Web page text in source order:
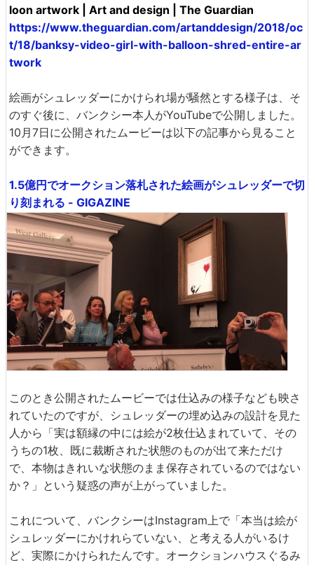
loon artwork | Art and design | The Guardian
https://www.theguardian.com/artanddesign/2018/oc
t/18/banksy-video-girl-with-balloon-shred-entire-ar
twork
絵画がシュレッダーにかけられ場が騒然とする様子は、そ
のすぐ後に、バンクシー本人がYouTubeで公開しました。
10月7日に公開されたムービーは以下の記事から見ること
ができます。
1.5億円でオークション落札された絵画がシュレッダーで切
り刻まれる - GIGAZINE
このとき公開されたムービーでは仕込みの様子なども映さ
れていたのですが、シュレッダーの埋め込みの設計を見た
人から「実は額縁の中には絵が2枚仕込まれていて、その
うちの1枚、既に裁断された状態のものが出て来ただけ
で、本物はきれいな状態のまま保存されているのではない
か？」という疑惑の声が上がっていました。
これについて、バンクシーはInstagram上で「本当は絵が
シュレッダーにかけれらていない、と考える人がいるけ
ど、実際にかけられたんです。オークションハウスぐるみ